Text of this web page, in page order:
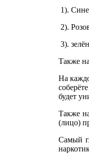
1).
2).
3).
Также
На
будет
Также
(лицо)
Самый